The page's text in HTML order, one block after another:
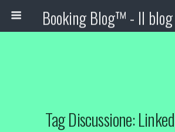
Tag Discussione: